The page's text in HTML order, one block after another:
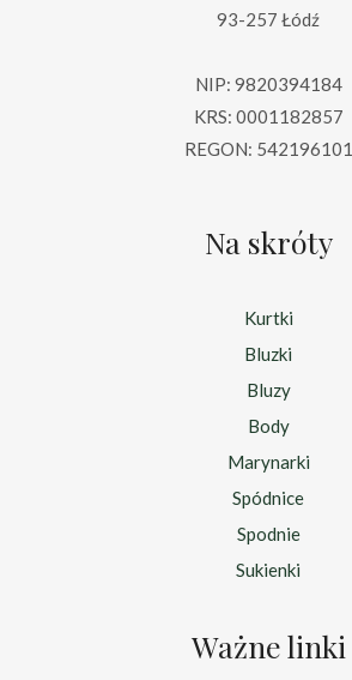
93-257 Łódź
NIP: 9820394184
KRS: 0001182857
REGON: 542196101
Na skróty
Kurtki
Bluzki
Bluzy
Body
Marynarki
Spódnice
Spodnie
Sukienki
Ważne linki